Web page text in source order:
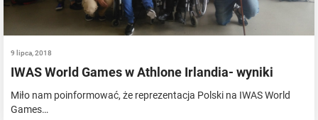
9 lipca, 2018
IWAS World Games w Athlone Irlandia- wyniki
Miło nam poinformować, że reprezentacja Polski na IWAS World
Games…